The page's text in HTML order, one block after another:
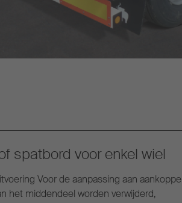
spatbord voor enkel wiel
Voor de aanpassing aan
het middendeel worden verwijderd,